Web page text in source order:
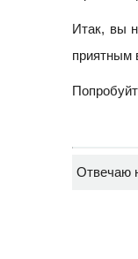
Итак, вы
приятным
Отвечаю